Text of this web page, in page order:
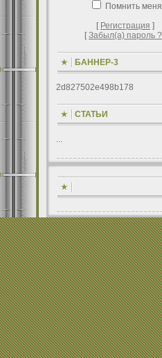
Помнить меня
[ Регистрация ]
[Забыл(а) пароль ?
БАННЕР-3
2d827502e498b178
СТАТЬИ
...